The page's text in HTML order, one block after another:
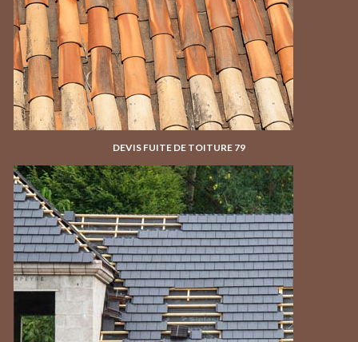
DEVIS FUITE DE TOITURE 79